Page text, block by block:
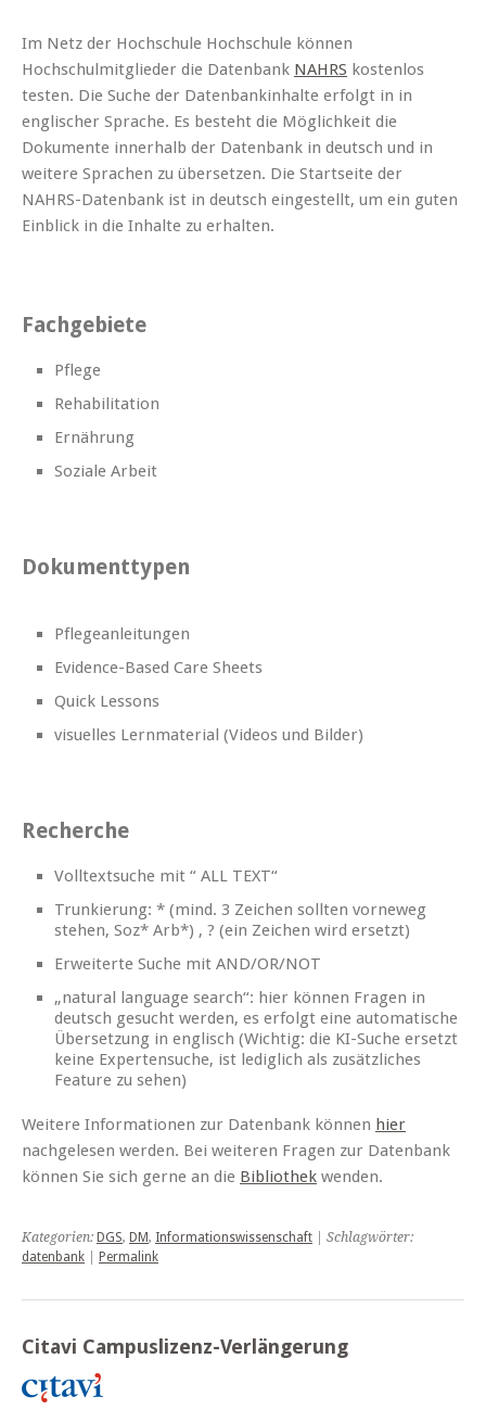
Im Netz der Hochschule Hochschule können
Hochschulmitglieder die Datenbank NAHRS kostenlos
testen. Die Suche der Datenbankinhalte erfolgt in in
englischer Sprache. Es besteht die Möglichkeit die
Dokumente innerhalb der Datenbank in deutsch und in
weitere Sprachen zu übersetzen. Die Startseite der
NAHRS-Datenbank ist in deutsch eingestellt, um ein guten
Einblick in die Inhalte zu erhalten.
Fachgebiete
Pflege
Rehabilitation
Ernährung
Soziale Arbeit
Dokumenttypen
Pflegeanleitungen
Evidence-Based Care Sheets
Quick Lessons
visuelles Lernmaterial (Videos und Bilder)
Recherche
Volltextsuche mit “ ALL TEXT“
Trunkierung: * (mind. 3 Zeichen sollten vorneweg
stehen, Soz* Arb*) , ? (ein Zeichen wird ersetzt)
Erweiterte Suche mit AND/OR/NOT
„natural language search“: hier können Fragen in
deutsch gesucht werden, es erfolgt eine automatische
Übersetzung in englisch (Wichtig: die KI-Suche ersetzt
keine Expertensuche, ist lediglich als zusätzliches
Feature zu sehen)
Weitere Informationen zur Datenbank können hier
nachgelesen werden. Bei weiteren Fragen zur Datenbank
können Sie sich gerne an die Bibliothek wenden.
Kategorien: DGS, DM, Informationswissenschaft | Schlagwörter:
datenbank
Permalink
Citavi Campuslizenz-Verlängerung